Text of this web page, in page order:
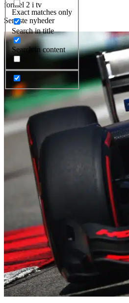
Exact matches only
Search in title
Search in content
formel 2 i tv
Seneste nyheder